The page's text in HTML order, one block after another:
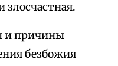
злосчастная.
и причины
безбожия